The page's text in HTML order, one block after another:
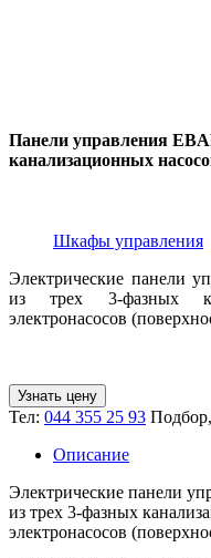
Панели управления
канализационных
Шкафы управления
Электрические панели
из трех 3-фазных
электронасосов
Узнать цену
Тел: 044 355 25 93
Описание
Электрические панели
из трех 3-фазных
электронасосов